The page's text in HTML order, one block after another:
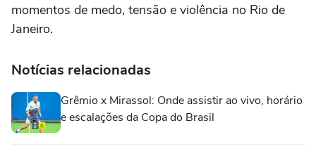
momentos de medo, tensão e violência no Rio de
Janeiro.
Notícias relacionadas
Grêmio x Mirassol: Onde assistir ao vivo, horário
e escalações da Copa do Brasil